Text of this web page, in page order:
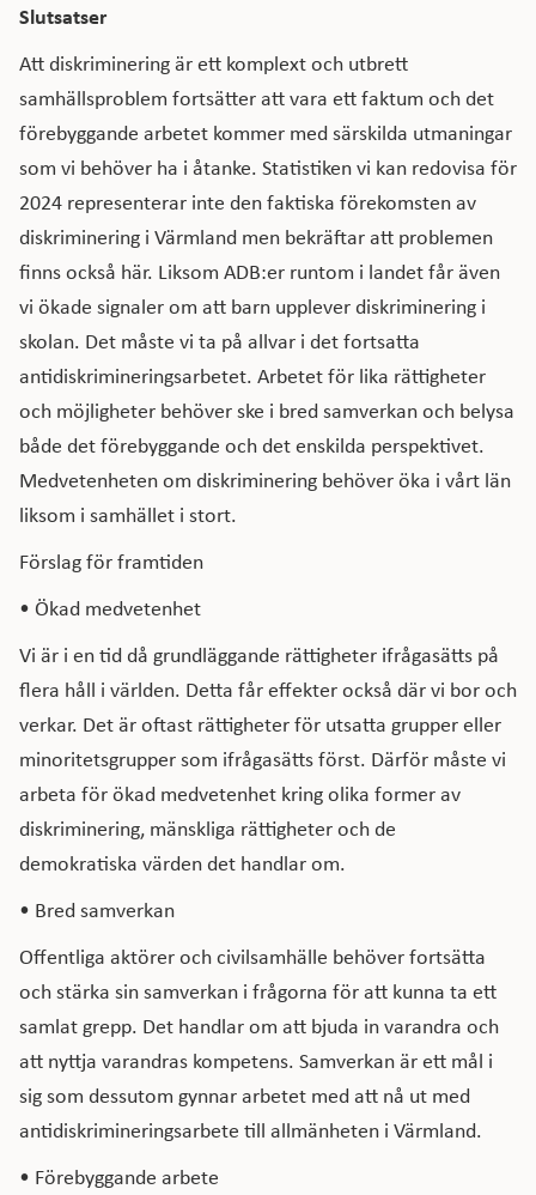
Slutsatser
Att diskriminering är ett komplext och utbrett
samhällsproblem fortsätter att vara ett faktum och det
förebyggande arbetet kommer med särskilda utmaningar
som vi behöver ha i åtanke. Statistiken vi kan redovisa för
2024 representerar inte den faktiska förekomsten av
diskriminering i Värmland men bekräftar att problemen
finns också här. Liksom ADB:er runtom i landet får även
vi ökade signaler om att barn upplever diskriminering i
skolan. Det måste vi ta på allvar i det fortsatta
antidiskrimineringsarbetet. Arbetet för lika rättigheter
och möjligheter behöver ske i bred samverkan och belysa
både det förebyggande och det enskilda perspektivet.
Medvetenheten om diskriminering behöver öka i vårt län
liksom i samhället i stort.
Förslag för framtiden
• Ökad medvetenhet
Vi är i en tid då grundläggande rättigheter ifrågasätts på
flera håll i världen. Detta får effekter också där vi bor och
verkar. Det är oftast rättigheter för utsatta grupper eller
minoritetsgrupper som ifrågasätts först. Därför måste vi
arbeta för ökad medvetenhet kring olika former av
diskriminering, mänskliga rättigheter och de
demokratiska värden det handlar om.
• Bred samverkan
Offentliga aktörer och civilsamhälle behöver fortsätta
och stärka sin samverkan i frågorna för att kunna ta ett
samlat grepp. Det handlar om att bjuda in varandra och
att nyttja varandras kompetens. Samverkan är ett mål i
sig som dessutom gynnar arbetet med att nå ut med
antidiskrimineringsarbete till allmänheten i Värmland.
• Förebyggande arbete